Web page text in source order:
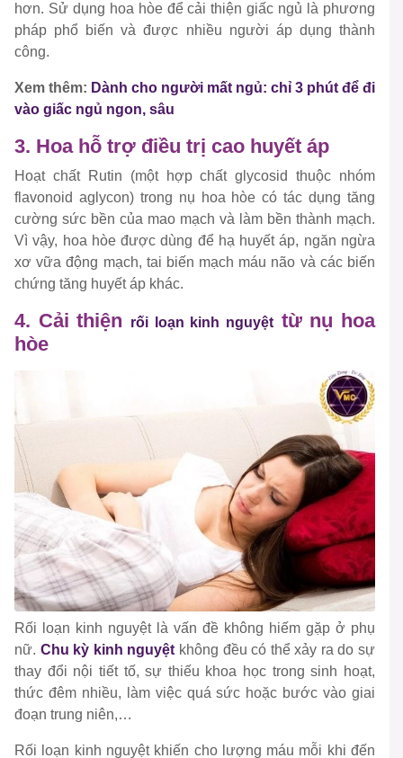
hơn. Sử dụng hoa hòe để cải thiện giấc ngủ là phương
pháp phổ biến và được nhiều người áp dụng thành
công.
Xem thêm: Dành cho người mất ngủ: chỉ 3 phút để đi
vào giấc ngủ ngon, sâu
3. Hoa hỗ trợ điều trị cao huyết áp
Hoạt chất Rutin (một hợp chất glycosid thuộc nhóm
flavonoid aglycon) trong nụ hoa hòe có tác dụng tăng
cường sức bền của mao mạch và làm bền thành mạch.
Vì vậy, hoa hòe được dùng để hạ huyết áp, ngăn ngừa
xơ vữa động mạch, tai biến mạch máu não và các biến
chứng tăng huyết áp khác.
4. Cải thiện rối loạn kinh nguyệttừ nụ hoa
hòe
Rối loạn kinh nguyệt là vấn đề không hiếm gặp ở phụ
nữ. Chu kỳ kinh nguyệt không đều có thể xảy ra do sự
thay đổi nội tiết tố, sự thiếu khoa học trong sinh hoạt,
thức đêm nhiều, làm việc quá sức hoặc bước vào giai
đoạn trung niên,…
Rối loạn kinh nguyệt khiến cho lượng máu mỗi khi đến